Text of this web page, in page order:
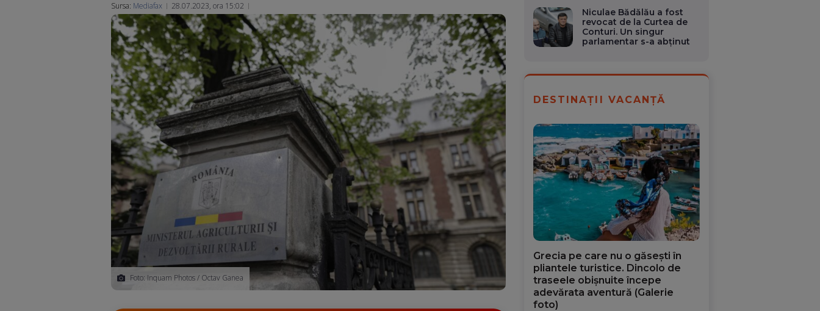
Sursa: Mediafax 28.07.2023, ora 15:02
Foto: Inquam Photos / Octav Ganea
Niculae Bădălău a fost
revocat de la Curtea de
Conturi. Un singur
parlamentar s-a abținut
DESTINAȚII VACANȚĂ
Grecia pe care nu o găsești în
pliantele turistice. Dincolo de
traseele obișnuite începe
adevărata aventură (Galerie
foto)